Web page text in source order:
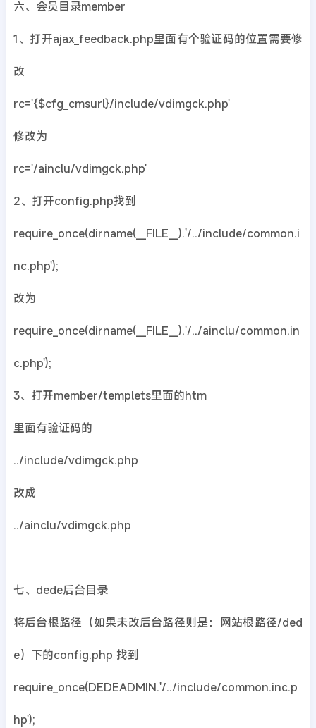
六、会员目录member
1、打开ajax_feedback.php里面有个验证码的位置需要修
改
rc='{$cfg_cmsurl}/include/vdimgck.php'
修改为
rc='/ainclu/vdimgck.php'
2、打开config.php找到
require_once(dirname(__FILE__).'/../include/common.i
nc.php');
改为
require_once(dirname(__FILE__).'/../ainclu/common.in
c.php');
3、打开member/templets里面的htm
里面有验证码的
../include/vdimgck.php
改成
../ainclu/vdimgck.php
七、dede后台目录
将后台根路径（如果未改后台路径则是：网站根路径/ded
e）下的config.php 找到
require_once(DEDEADMIN.'/../include/common.inc.p
hp');